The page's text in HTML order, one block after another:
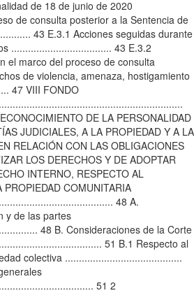
de 18 de junio de 2020
de consulta posterior a la Sentencia de
43 E.3.1 Acciones seguidas durante
.................................... 43 E.3.2
el marco del proceso de consulta
de violencia, amenaza, hostigamiento
47 VIII FONDO
DE LA PERSONALIDAD
JUDICIALES, A LA PROPIEDAD Y A LA
RELACIÓN CON LAS OBLIGACIONES
LOS DERECHOS Y DE ADOPTAR
INTERNO, RESPECTO AL
COMUNITARIA
48 A.
y de las partes
48 B. Consideraciones de la Corte
51 B.1 Respecto al
colectiva ..........................................
51 2